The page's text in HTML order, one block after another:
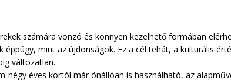
számára vonzó és könnyen kezelhető formában
mint az újdonságok. Ez a cél tehát, a kulturális
változatlan.
négy éves kortól már önállóan is használható, az